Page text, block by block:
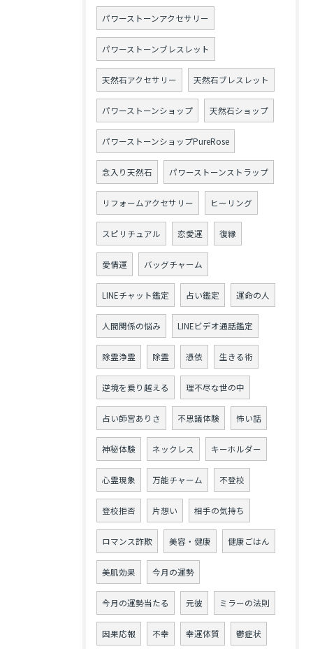
パワーストーンアクセサリー
パワーストーンブレスレット
天然石アクセサリー 天然石ブレスレット
パワーストーンショップ 天然石ショップ
パワーストーンショップPureRose
念入り天然石 パワーストーンストラップ
リフォームアクセサリー ヒーリング
スピリチュアル 恋愛運 復縁
愛情運 バッグチャーム
LINEチャット鑑定 占い鑑定 運命の人
人間関係の悩み LINEビデオ通話鑑定
除霊浄霊 除霊 憑依 生きる術
逆境を乗り越える 理不尽な世の中
占い師宮ありさ 不思議体験 怖い話
神秘体験 ネックレス キーホルダー
心霊現象 万能チャーム 不登校
登校拒否 片想い 相手の気持ち
ロマンス詐欺 美容・健康 健康ごはん
美肌効果 今月の運勢
今月の運勢当たる 元彼 ミラーの法則
因果応報 不幸 幸運体質 鬱症状